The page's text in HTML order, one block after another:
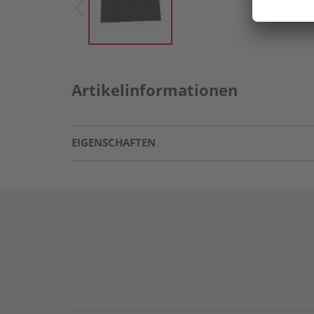
Artikelinformationen
EIGENSCHAFTEN